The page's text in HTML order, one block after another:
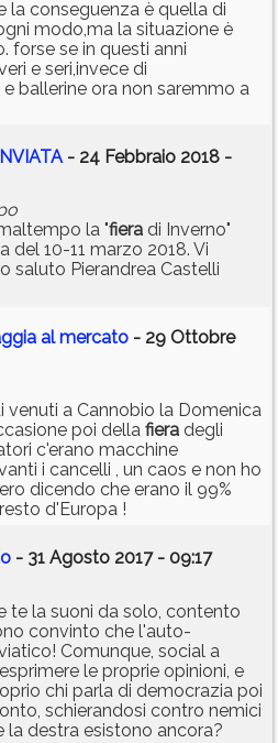
conseguenza è quella di
modo,ma la situazione è
forse se in questi anni
e seri,invece di
ballerine ora non saremmo a
- 24 Febbraio 2018 -
la "fiera di Inverno"
10-11 marzo 2018. Vi
saluto Pierandrea Castelli
al mercato - 29 Ottobre
venuti a Cannobio la Domenica
poi della fiera degli
c'erano macchine
i cancelli , un caos e non ho
dicendo che erano il 99%
d'Europa !
- 31 Agosto 2017 - 09:17
te la suoni da solo, contento
convinto che l'auto-
Comunque, social a
le proprie opinioni, e
chi parla di democrazia poi
schierandosi contro nemici
la destra esistono ancora?